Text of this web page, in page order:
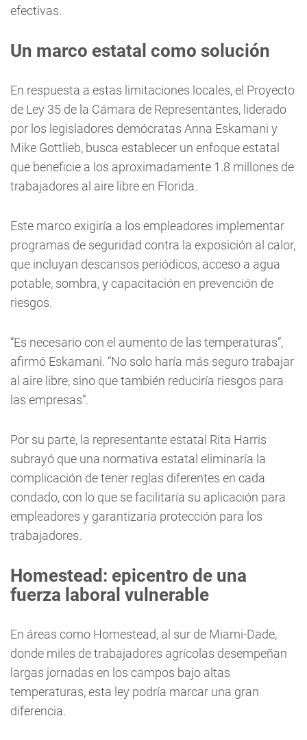
efectivas.
Un marco estatal como solución
En respuesta a estas limitaciones locales, el Proyecto
de Ley 35 de la Cámara de Representantes, liderado
por los legisladores demócratas Anna Eskamani y
Mike Gottlieb, busca establecer un enfoque estatal
que beneficie a los aproximadamente 1.8 millones de
trabajadores al aire libre en Florida.
Este marco exigiría a los empleadores implementar
programas de seguridad contra la exposición al calor,
que incluyan descansos periódicos, acceso a agua
potable, sombra, y capacitación en prevención de
riesgos.
“Es necesario con el aumento de las temperaturas”,
afirmó Eskamani. “No solo haría más seguro trabajar
al aire libre, sino que también reduciría riesgos para
las empresas”.
Por su parte, la representante estatal Rita Harris
subrayó que una normativa estatal eliminaría la
complicación de tener reglas diferentes en cada
condado, con lo que se facilitaría su aplicación para
empleadores y garantizaría protección para los
trabajadores.
Homestead: epicentro de una
fuerza laboral vulnerable
En áreas como Homestead, al sur de Miami-Dade,
donde miles de trabajadores agrícolas desempeñan
largas jornadas en los campos bajo altas
temperaturas, esta ley podría marcar una gran
diferencia.